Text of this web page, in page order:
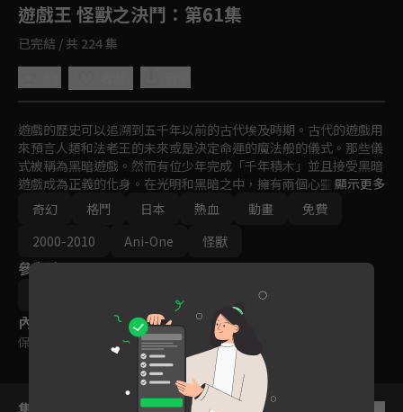
遊戲王 怪獸之決鬥 ：第61集
已完結 / 共 224 集
遊戲的歷史可以追溯到五千年以前的古代埃及時期。古代的遊戲用
來預言人類和法老王的未來或是決定命運的魔法般的儀式。那些儀
式被稱為黑暗遊戲。然而有位少年完成「千年積木」並且接受黑暗
遊戲成為正義的化身。在光明和黑暗之中，擁有兩個心靈的少年以
「遊戲王」之稱展開決鬥。
顯示更多
奇幻
格鬥 日本 熱血 動畫
免費
2000-2010
Ani-One 怪獸
參與演員
內容標籤
保護級